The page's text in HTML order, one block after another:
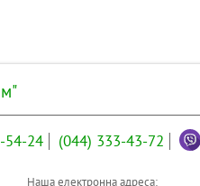
54-24 (044) 333-43-72
Наша електронна адреса: